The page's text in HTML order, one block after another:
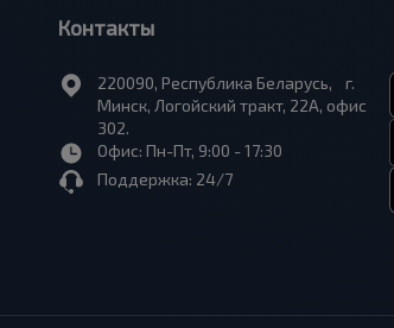
Контакты
220090, Республика Беларусь, г.
Минск, Логойский тракт, 22А, офис
302.
Офис: Пн-Пт, 9:00 - 17:30
Поддержка: 24/7